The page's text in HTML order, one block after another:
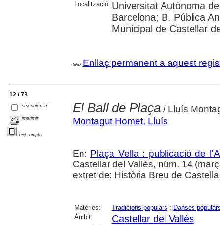
Localització: Universitat Autònoma
Barcelona; B. Pública
Municipal de Castellar
Enllaç permanent a aquest
12 / 73
seleccionar
imprimir
Text complet
El Ball de Plaça/ Lluís
Montagut Homet, Lluís
En: Plaça Vella : publicació de
Castellar del Vallès, núm. 14
extret de: Història Breu de
Matèries: Tradicions populars ; Danses
Àmbit:
Castellar del Vallès